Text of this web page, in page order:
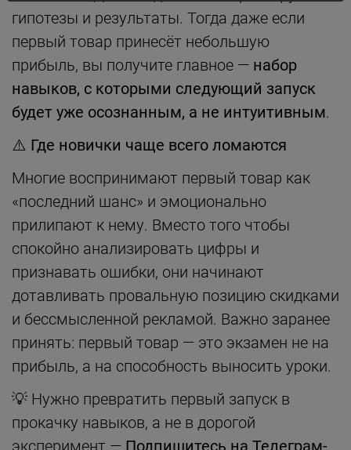
гипотезы и результаты. Тогда даже если
первый товар принесёт небольшую
прибыль, вы получите главное — набор
навыков, с которыми следующий запуск
будет уже осознанным, а не интуитивным.
⚠️ Где новички чаще всего ломаются
Многие воспринимают первый товар как
«последний шанс» и эмоционально
прилипают к нему. Вместо того чтобы
спокойно анализировать цифры и
признавать ошибки, они начинают
дотавливать провальную позицию скидками
и бессмысленной рекламой. Важно заранее
принять: первый товар — это экзамен не на
прибыль, а на способность выносить уроки.
💡 Нужно превратить первый запуск в
прокачку навыков, а не в дорогой
эксперимент — Подпишитесь на Телеграм-